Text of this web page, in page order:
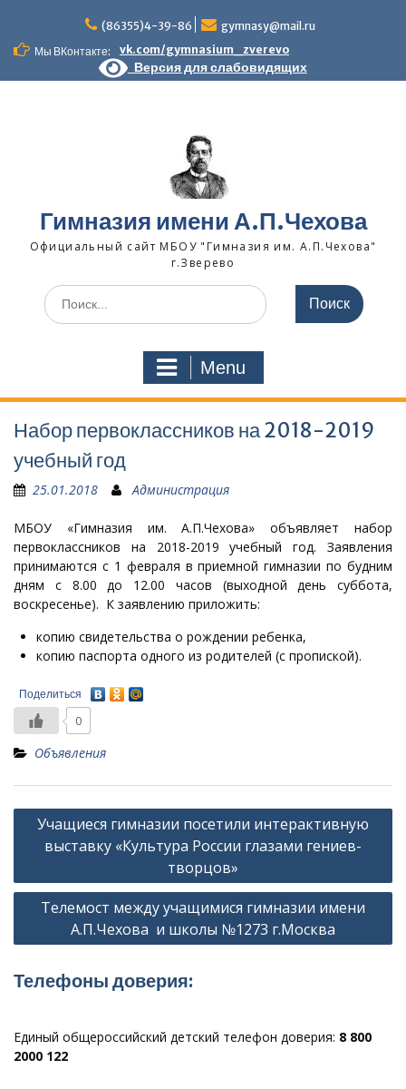
content
(86355)4-39-86
gymnasy@mail.ru
Мы ВКонтакте:
vk.com/gymnasium_zverevo
Версия для слабовидящих
Гимназия имени А.П.Чехова
Официальный сайт МБОУ "Гимназия им. А.П.Чехова"
г.Зверево
Search
for:
Menu
Набор первоклассников на 2018-2019
учебный год
25.01.2018 Администрация
МБОУ «Гимназия им. А.П.Чехова» объявляет набор
первоклассников на 2018-2019 учебный год. Заявления
принимаются с 1 февраля в приемной гимназии по будним
дням с 8.00 до 12.00 часов (выходной день суббота,
воскресенье). К заявлению приложить:
копию свидетельства о рождении ребенка,
копию паспорта одного из родителей (с пропиской).
Поделиться
0
Объявления
Навигация
Учащиеся гимназии посетили интерактивную
выставку «Культура России глазами гениев-
творцов»
Телемост между учащимися гимназии имени
А.П.Чехова и школы №1273 г.Москва
Телефоны доверия:
Единый общероссийский детский телефон доверия: 8 800
2000 122